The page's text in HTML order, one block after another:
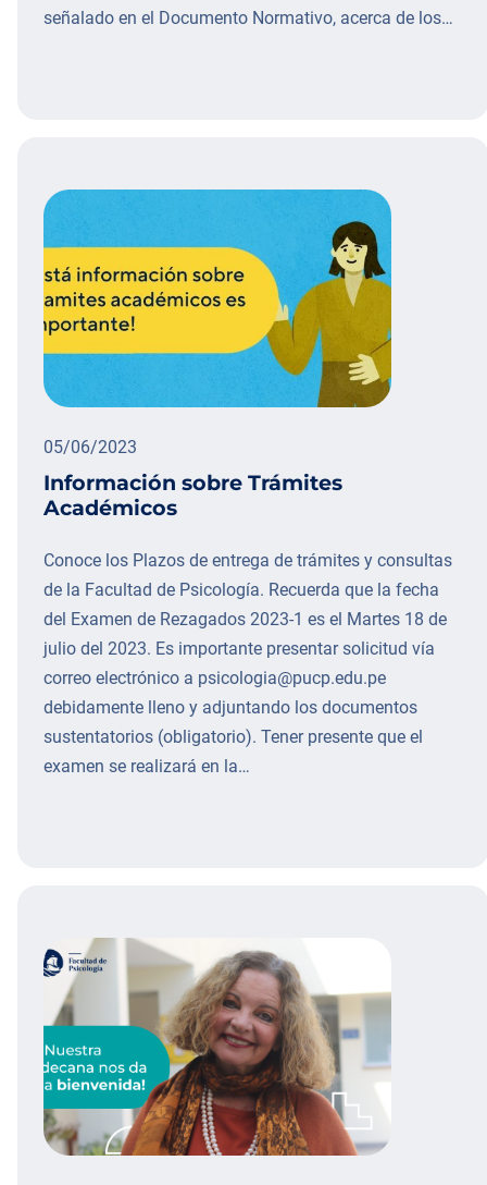
señalado en el Documento Normativo, acerca de los…
05/06/2023
Información sobre Trámites
Académicos
Conoce los Plazos de entrega de trámites y consultas
de la Facultad de Psicología. Recuerda que la fecha
del Examen de Rezagados 2023-1 es el Martes 18 de
julio del 2023. Es importante presentar solicitud vía
correo electrónico a psicologia@pucp.edu.pe
debidamente lleno y adjuntando los documentos
sustentatorios (obligatorio). Tener presente que el
examen se realizará en la…